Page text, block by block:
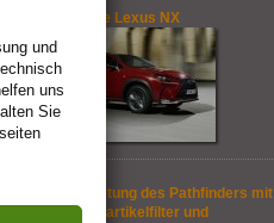
Der neue Lexus NX
Nachrüstung des Pathfinders mit
Diesel-Partikelfilter und
und
uns
Sie